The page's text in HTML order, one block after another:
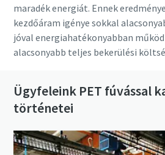
maradék energiát. Ennek
kezdőáram igénye sokkal
jóval energiahatékonyabban
alacsonyabb teljes bekerülési
Ügyfeleink PET fúvással
történetei